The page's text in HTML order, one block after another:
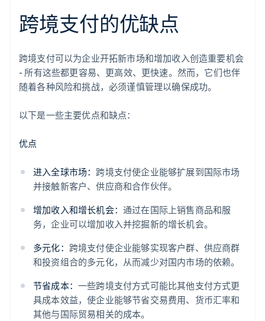
跨境支付的优缺点
跨境支付可以为企业开拓新市场和增加收入创造重要机会
- 所有这些都更容易、更高效、更快速。然而，它们也伴
随着各种风险和挑战，必须谨慎管理以确保成功。
以下是一些主要优点和缺点：
优点
进入全球市场： 跨境支付使企业能够扩展到国际市场
并接触新客户、供应商和合作伙伴。
增加收入和增长机会： 通过在国际上销售商品和服
务，企业可以增加收入并挖掘新的增长机会。
多元化： 跨境支付使企业能够实现客户群、供应商群
和投资组合的多元化，从而减少对国内市场的依赖。
节省成本： 一些跨境支付方式可能比其他支付方式更
具成本效益，使企业能够节省交易费用、货币汇率和
其他与国际贸易相关的成本。